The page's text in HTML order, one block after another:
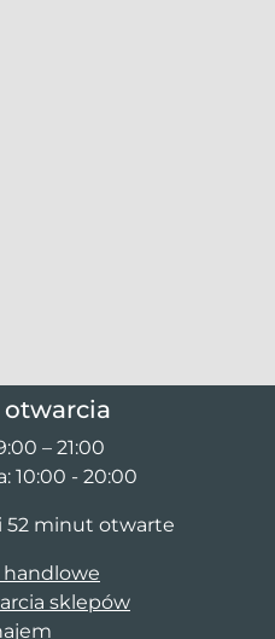
otwarcia
– 21:00
10:00 - 20:00
52 minut otwarte
handlowe
sklepów